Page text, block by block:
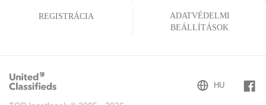
REGISTRÁCIA
ADATVÉDELMI
BEÁLLÍTÁSOK